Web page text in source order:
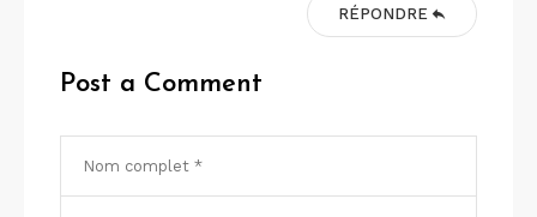
RÉPONDRE
Post a Comment